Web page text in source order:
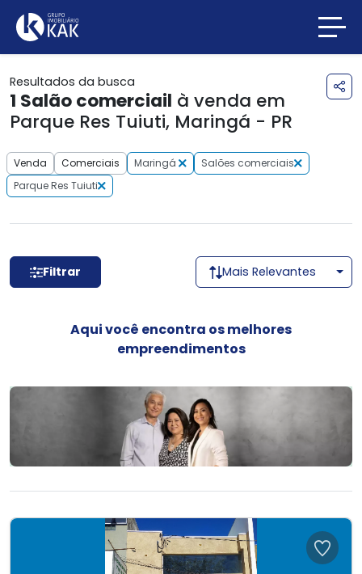
Resultados da busca
1 Salão comerciail à venda em
Parque Res Tuiuti, Maringá - PR
Venda Comerciais Maringá
Salões comerciais
Parque Res Tuiuti
Filtrar Mais Relevantes
Aqui você encontra os melhores
empreendimentos